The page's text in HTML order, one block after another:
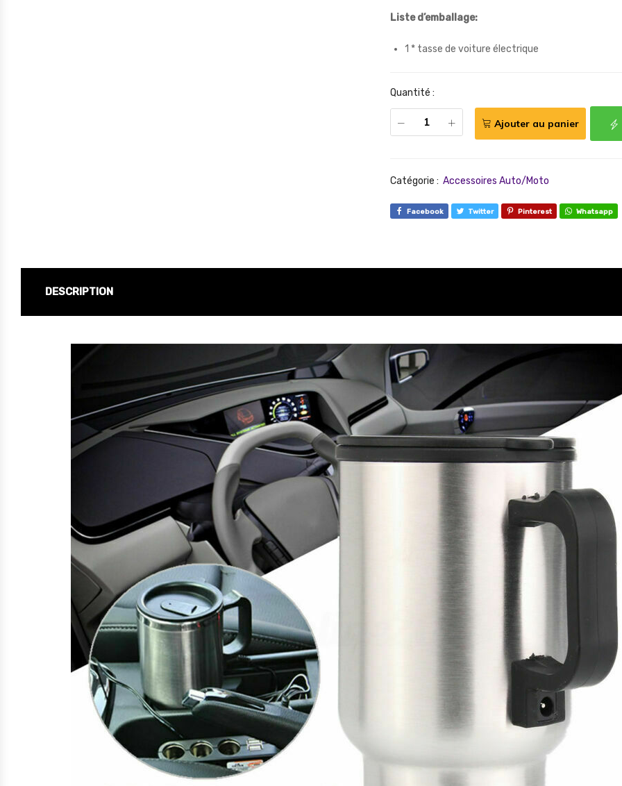
Liste d’emballage:
1 * tasse de voiture électrique
Quantité :
Ajouter au panier
Catégorie : Accessoires Auto/Moto
Facebook Twitter Pinterest Whatsapp
DESCRIPTION